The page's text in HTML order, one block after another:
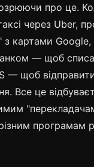
про це.
через Uber,
з картами
— щоб
— щоб
Все це
програмам